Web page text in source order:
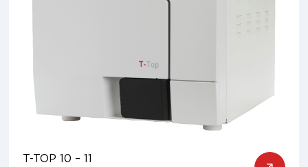
T-TOP 10 – 11